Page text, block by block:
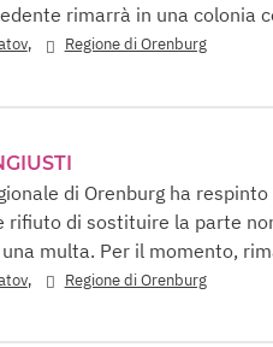
rimarrà in una colonia
, Regione di Orenburg
di Orenburg ha
rifiuto di sostituire la parte
multa. Per il momento,
, Regione di Orenburg